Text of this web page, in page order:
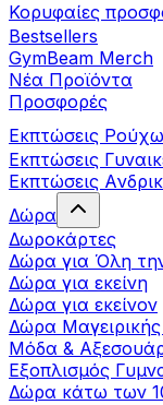
Κορυφαίες
Bestsellers
GymBeam Merch
Νέα Προϊόντα
Προσφορές
Εκπτώσεις
Εκπτώσεις
Εκπτώσεις
Δώρα
Δωροκάρτες
Δώρα για Όλη
Δώρα για εκείνη
Δώρα για εκείνον
Δώρα
Μόδα &
Εξοπλισμός
Δώρα κάτω των